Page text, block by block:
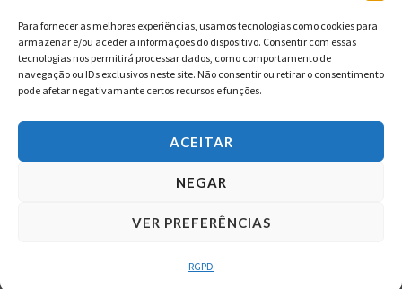
Para fornecer as melhores experiências, usamos tecnologias como cookies para
armazenar e/ou aceder a informações do dispositivo. Consentir com essas
tecnologias nos permitirá processar dados, como comportamento de
navegação ou IDs exclusivos neste site. Não consentir ou retirar o consentimento
pode afetar negativamante certos recursos e funções.
ACEITAR
NEGAR
VER PREFERÊNCIAS
RGPD
Facebook YouTube Instagram
Whatsapp
Condições Gerais de Venda
Copyright © 2026 Edições Colibri